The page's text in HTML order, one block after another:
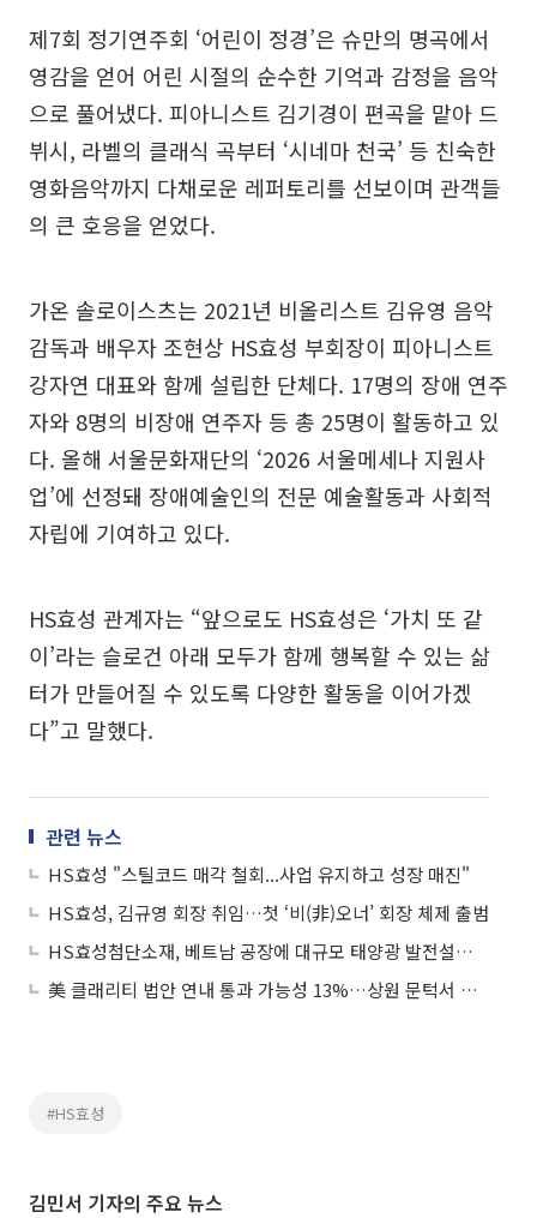
제7회 정기연주회 ‘어린이 정경’은 슈만의 명곡에서
영감을 얻어 어린 시절의 순수한 기억과 감정을 음악
으로 풀어냈다. 피아니스트 김기경이 편곡을 맡아 드
뷔시, 라벨의 클래식 곡부터 ‘시네마 천국’ 등 친숙한
영화음악까지 다채로운 레퍼토리를 선보이며 관객들
의 큰 호응을 얻었다.
가온 솔로이스츠는 2021년 비올리스트 김유영 음악
감독과 배우자 조현상 HS효성 부회장이 피아니스트
강자연 대표와 함께 설립한 단체다. 17명의 장애 연주
자와 8명의 비장애 연주자 등 총 25명이 활동하고 있
다. 올해 서울문화재단의 ‘2026 서울메세나 지원사
업’에 선정돼 장애예술인의 전문 예술활동과 사회적
자립에 기여하고 있다.
HS효성 관계자는 “앞으로도 HS효성은 ‘가치 또 같
이’라는 슬로건 아래 모두가 함께 행복할 수 있는 삶
터가 만들어질 수 있도록 다양한 활동을 이어가겠
다”고 말했다.
관련 뉴스
HS효성 "스틸코드 매각 철회...사업 유지하고 성장 매진"
HS효성, 김규영 회장 취임…첫 ‘비(非)오너’ 회장 체제 출범
HS효성첨단소재, 베트남 공장에 대규모 태양광 발전설비 구축
美 클래리티 법안 연내 통과 가능성 13%…상원 문턱서 제동
#HS효성
김민서 기자의 주요 뉴스